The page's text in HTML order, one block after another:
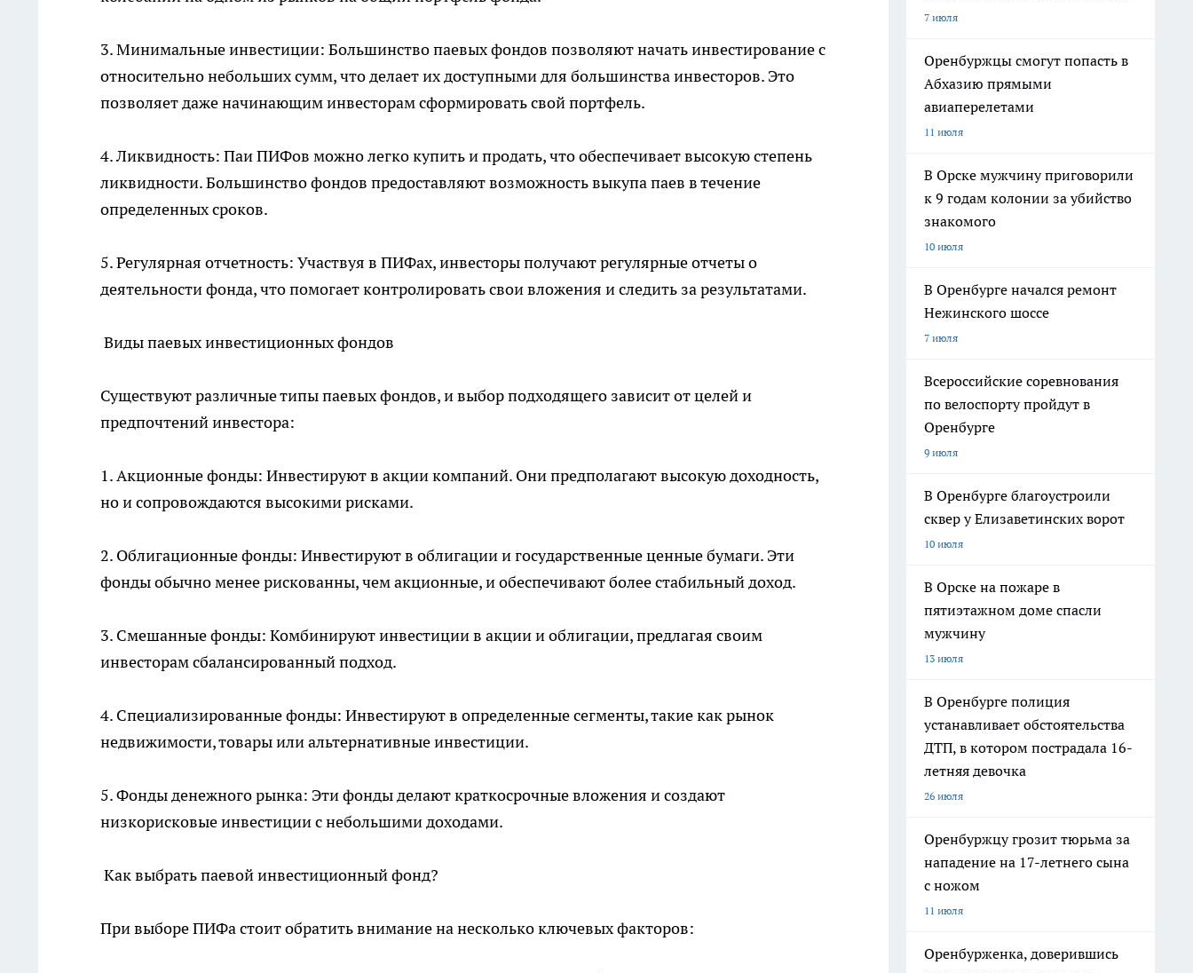
3. Минимальные инвестиции: Большинствопаевых фондов позволяют начать инвестирование с
относительно небольших сумм, что делает их доступными для большинства инвесторов. Это
позволяет даже начинающим инвесторам сформировать свой портфель.
4. Ликвидность: Паи ПИФов можно легко купить и продать, что обеспечивает высокую степень
ликвидности. Большинство фондов предоставляют возможность выкупа паев в течение
определенных сроков.
5. Регулярная отчетность: Участвуя в ПИФах, инвесторы получают регулярные отчеты о
деятельности фонда, что помогает контролировать свои вложения и следить за результатами.
Виды паевых инвестиционных фондов
Существуют различные типы паевых фондов, и выбор подходящего зависит от целей и
предпочтений инвестора:
1. Акционные фонды: Инвестируют в акции компаний. Они предполагают высокую доходность,
но и сопровождаются высокими рисками.
2. Облигационные фонды: Инвестируют в облигации и государственные ценные бумаги. Эти
фонды обычно менее рискованны, чем акционные, и обеспечивают более стабильный доход.
3. Смешанные фонды: Комбинируют инвестиции в акции и облигации, предлагая своим
инвесторам сбалансированный подход.
4. Специализированные фонды: Инвестируют в определенные сегменты, такие как рынок
недвижимости, товары или альтернативные инвестиции.
5. Фонды денежного рынка: Эти фонды делают краткосрочные вложения и создают
низкорисковые инвестиции с небольшими доходами.
Как выбрать паевой инвестиционный фонд?
При выборе ПИФа стоит обратить внимание на несколько ключевых факторов:
7 июля
Оренбуржцы смогут попасть в
Абхазию прямыми
авиаперелетами
11 июля
В Орске мужчину приговорили
к 9 годам колонии за убийство
знакомого
10 июля
В Оренбурге начался ремонт
Нежинского шоссе
7 июля
Всероссийские соревнования
по велоспорту пройдут в
Оренбурге
9 июля
В Оренбурге благоустроили
сквер у Елизаветинских ворот
10 июля
В Орске на пожаре в
пятиэтажном доме спасли
мужчину
13 июля
В Оренбурге полиция
устанавливает обстоятельства
ДТП, в котором пострадала 16-
летняя девочка
26 июля
Оренбуржцу грозит тюрьма за
нападение на 17-летнего сына
с ножом
11 июля
Оренбурженка, доверившись